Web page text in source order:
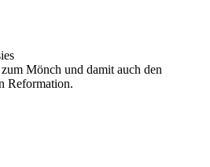
Mönch und damit auch den
Reformation.